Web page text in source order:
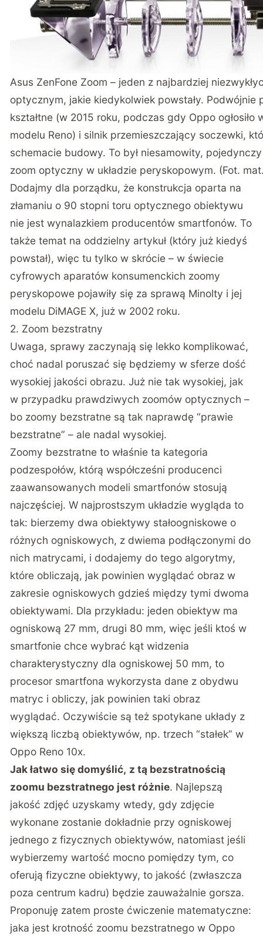
Asus ZenFone Zoom – jeden z najbardziej
optycznym, jakie kiedykolwiek powstały. Podwójnie
kształtne (w 2015 roku, podczas gdy Oppo ogłosiło
modelu Reno) i silnik przemieszczający soczewki,
schemacie budowy. To był niesamowity,
zoom optyczny w układzie peryskopowym. (Fot.
Dodajmy dla porządku, że konstrukcja oparta na
złamaniu o 90 stopni toru optycznego obiektywu
nie jest wynalazkiem producentów smartfonów. To
także temat na oddzielny artykuł (który już kiedyś
powstał), więc tu tylko w skrócie – w świecie
cyfrowych aparatów konsumenckich zoomy
peryskopowe pojawiły się za sprawą Minolty i jej
modelu DiMAGE X, już w 2002 roku.
2. Zoom bezstratny
Uwaga, sprawy zaczynają się lekko komplikować,
choć nadal poruszać się będziemy w sferze dość
wysokiej jakości obrazu. Już nie tak wysokiej, jak
w przypadku prawdziwych zoomów optycznych –
bo zoomy bezstratne są tak naprawdę “prawie
bezstratne” – ale nadal wysokiej.
Zoomy bezstratne to właśnie ta kategoria
podzespołów, którą współcześni producenci
zaawansowanych modeli smartfonów stosują
najczęściej. W najprostszym układzie wygląda to
tak: bierzemy dwa obiektywy stałoogniskowe o
różnych ogniskowych, z dwiema podłączonymi do
nich matrycami, i dodajemy do tego algorytmy,
które obliczają, jak powinien wyglądać obraz w
zakresie ogniskowych gdzieś między tymi dwoma
obiektywami. Dla przykładu: jeden obiektyw ma
ogniskową 27 mm, drugi 80 mm, więc jeśli ktoś w
smartfonie chce wybrać kąt widzenia
charakterystyczny dla ogniskowej 50 mm, to
procesor smartfona wykorzysta dane z obydwu
matryc i obliczy, jak powinien taki obraz
wyglądać. Oczywiście są też spotykane układy z
większą liczbą obiektywów, np. trzech “stałek” w
Oppo Reno 10x.
Jak łatwo się domyślić, z tą bezstratnością
zoomu bezstratnego jest różnie. Najlepszą
jakość zdjęć uzyskamy wtedy, gdy zdjęcie
wykonane zostanie dokładnie przy ogniskowej
jednego z fizycznych obiektywów, natomiast jeśli
wybierzemy wartość mocno pomiędzy tym, co
oferują fizyczne obiektywy, to jakość (zwłaszcza
poza centrum kadru) będzie zauważalnie gorsza.
Proponuję zatem proste ćwiczenie matematyczne:
jaka jest krotność zoomu bezstratnego w Oppo